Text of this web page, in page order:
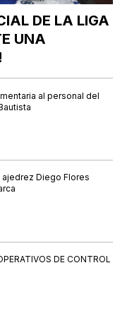
DE LA LIGA
UNA
al personal del
ajedrez Diego Flores
DE CONTROL